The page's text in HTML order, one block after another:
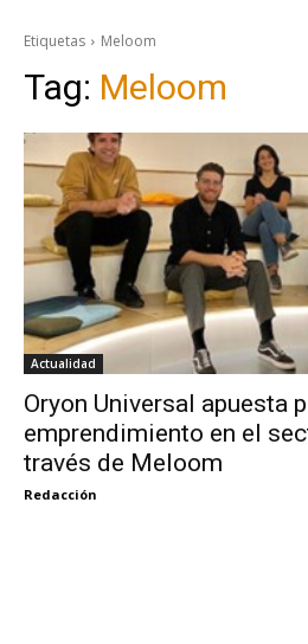
Etiquetas Meloom
Tag: Meloom
Actualidad
Oryon Universal apuesta
emprendimiento en el
través de Meloom
Redacción